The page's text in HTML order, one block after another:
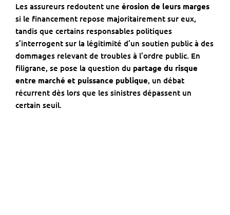
Les assureurs redoutent une érosion de leurs marges
si le financement repose majoritairement sur eux,
tandis que certains responsables politiques
s’interrogent sur la légitimité d’un soutien public à des
dommages relevant de troubles à l’ordre public. En
filigrane, se pose la question du partage du risque
entre marché et puissance publique, un débat
récurrent dès lors que les sinistres dépassent un
certain seuil.